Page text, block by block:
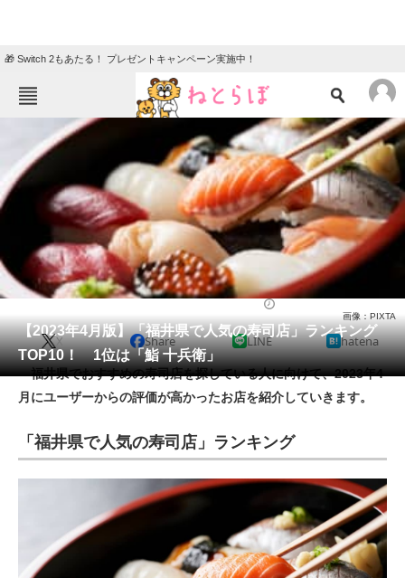
🎁 Switch 2もあたる！ プレゼントキャンペーン実施中！
ねとらぼメニュー
TOP ニュース
エンタメ クイズ
地域
住まい 教育・育児
動物 リサーチ
会員記事
メディア
注目記事を集めた総合ページ
ITの今と未来を見通す
スマホと通信の最新トレンド
進化するPCとデバイスの未来
好きが集まる 比べて選べる
【2023年4月版】「福井県で人気の寿司店」ランキング
TOP10！ 1位は「鮨 十兵衛」
画像：PIXTA
X Share LINE hatena
福井県でおすすめの寿司店を探している人に向けて、2023年4
月にユーザーからの評価が高かったお店を紹介していきます。
「福井県で人気の寿司店」ランキング